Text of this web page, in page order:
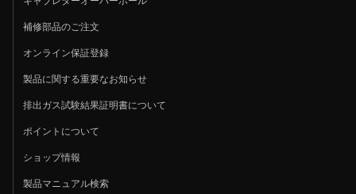
補修部品のご注文
オンライン保証登録
製品に関する重要なお知らせ
排出ガス試験結果証明書について
ポイントについて
ショップ情報
製品マニュアル検索